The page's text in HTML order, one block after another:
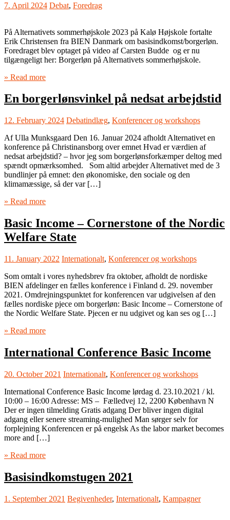
7. April 2024 Debat, Foredrag
På Alternativets sommerhøjskole 2023 på Kalø Højskole fortalte
Erik Christensen fra BIEN Danmark om basisindkomst/borgerløn.
Foredraget blev optaget på video af Carsten Budde og er nu
tilgængeligt her: Borgerløn på Alternativets sommerhøjskole.
» Read more
En borgerlønsvinkel på nedsat arbejdstid
12. February 2024 Debatindlæg, Konferencer og workshops
Af Ulla Munksgaard Den 16. Januar 2024 afholdt Alternativet en
konference på Christinansborg over emnet Hvad er værdien af
nedsat arbejdstid? – hvor jeg som borgerlønsforkæmper deltog med
spændt opmærksomhed. Som altid arbejder Alternativet med de 3
bundlinjer på emnet: den økonomiske, den sociale og den
klimamæssige, så der var […]
» Read more
Basic Income – Cornerstone of the Nordic
Welfare State
11. January 2022 Internationalt, Konferencer og workshops
Som omtalt i vores nyhedsbrev fra oktober, afholdt de nordiske
BIEN afdelinger en fælles konference i Finland d. 29. november
2021. Omdrejningspunktet for konferencen var udgivelsen af den
fælles nordiske pjece om borgerløn: Basic Income – Cornerstone of
the Nordic Welfare State. Pjecen er nu udgivet og kan ses og […]
» Read more
International Conference Basic Income
20. October 2021 Internationalt, Konferencer og workshops
International Conference Basic Income lørdag d. 23.10.2021 / kl.
10:00 – 16:00 Adresse: MS – Fælledvej 12, 2200 København N
Der er ingen tilmelding Gratis adgang Der bliver ingen digital
adgang eller senere streaming-mulighed Man sørger selv for
forplejning Konferencen er på engelsk As the labor market becomes
more and […]
» Read more
Basisindkomstugen 2021
1. September 2021 Begivenheder, Internationalt, Kampagner